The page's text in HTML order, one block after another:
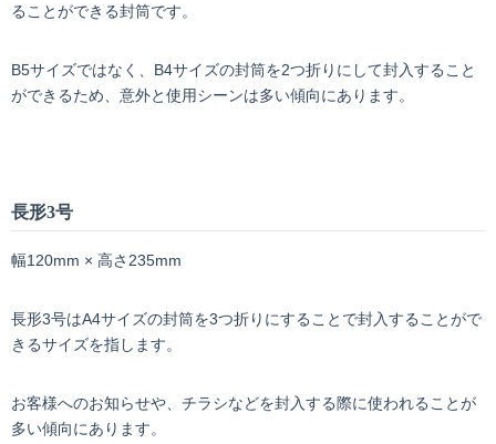
ることができる封筒です。
B5サイズではなく、B4サイズの封筒を2つ折りにして封入すること
ができるため、意外と使用シーンは多い傾向にあります。
長形3号
幅120mm × 高さ235mm
長形3号はA4サイズの封筒を3つ折りにすることで封入することがで
きるサイズを指します。
お客様へのお知らせや、チラシなどを封入する際に使われることが
多い傾向にあります。